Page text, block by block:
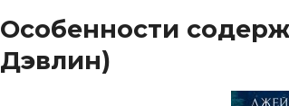
Особенности
Дэвлин)